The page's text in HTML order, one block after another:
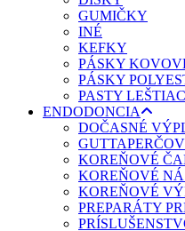
GUMIČKY
INÉ
KEFKY
PÁSKY
PÁSKY
PASTY
ENDODONCIA
DOČASNÉ
KOREŇOVÉ
KOREŇOVÉ
KOREŇOVÉ
PREPARÁTY